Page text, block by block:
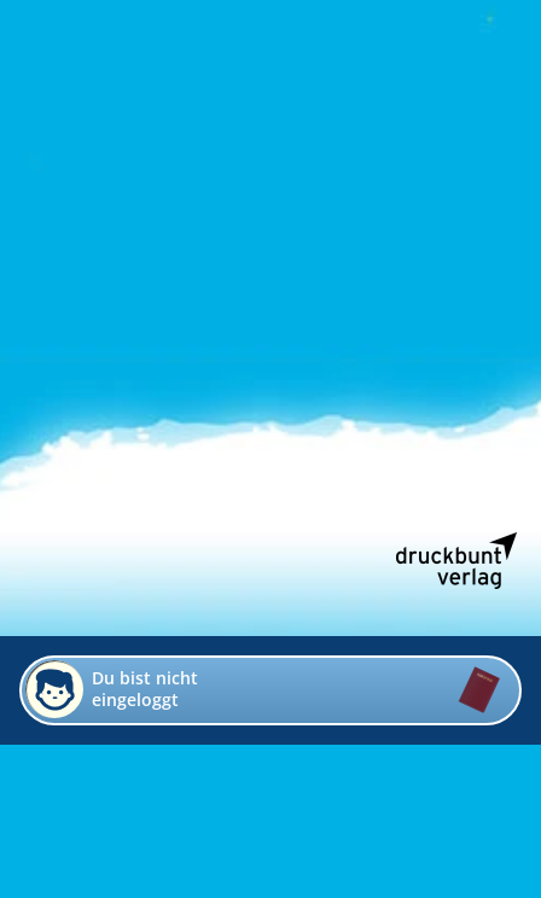
Du bist nicht
eingeloggt